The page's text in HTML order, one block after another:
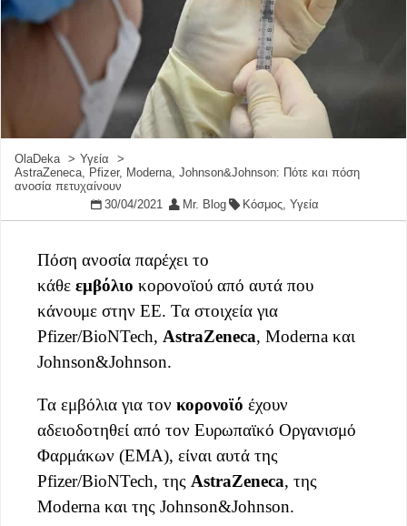
OlaDeka
Υγεία
AstraZeneca, Pfizer, Moderna, Johnson&Johnson: Πότε και πόση
ανοσία πετυχαίνουν
30/04/2021
Mr. Blog Κόσμος, Υγεία
Πόση ανοσία παρέχει το
κάθε εμβόλιο κορονοϊού από αυτά που
κάνουμε στην ΕΕ. Τα στοιχεία για
Pfizer/BioNTech, AstraZeneca, Moderna και
Johnson&Johnson.
Τα εμβόλια για τον κορονοϊό έχουν
αδειοδοτηθεί από τον Ευρωπαϊκό Οργανισμό
Φαρμάκων (EMA), είναι αυτά της
Pfizer/BioNTech, της AstraZeneca, της
Moderna και της Johnson&Johnson.